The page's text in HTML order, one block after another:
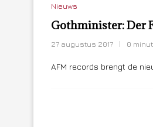
Nieuws
Gothminister: Der
27 augustus 2017 0
AFM records brengt de